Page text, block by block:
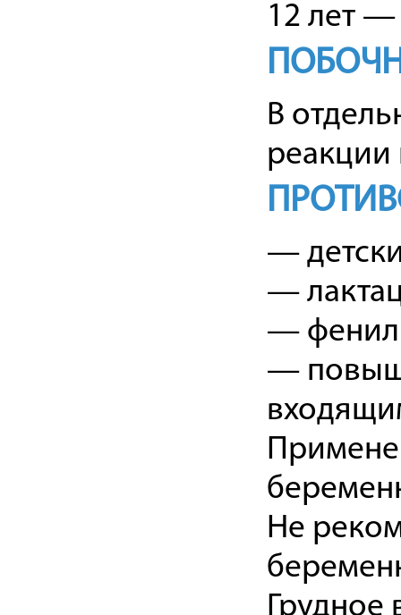
12 лет —
В
реакции
—
—
—
—
Не
Грудное